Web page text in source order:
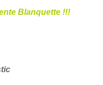
Blanquette !!!